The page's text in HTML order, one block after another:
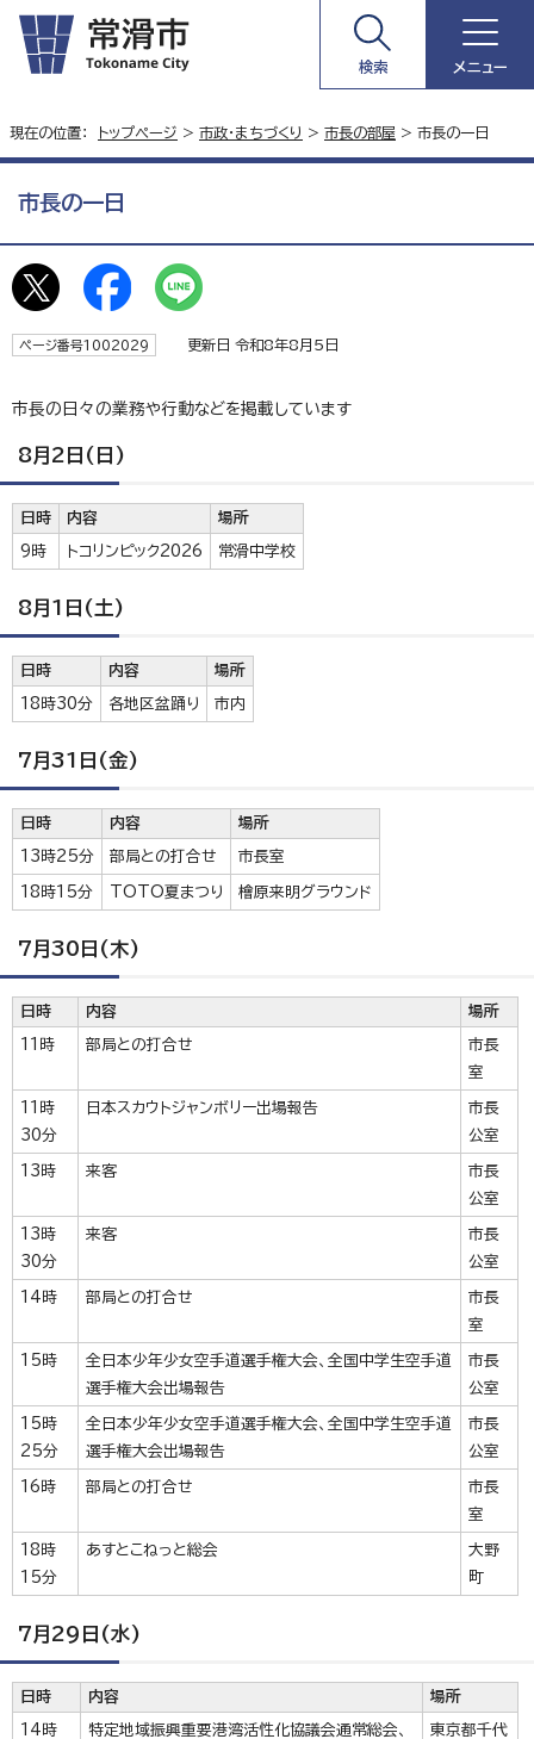
検索 メニュー
現在の位置： トップページ > 市政・まちづくり > 市長の部屋 > 市長の一日
市長の一日
ページ番号1002029 更新日 令和8年8月5日
市長の日々の業務や行動などを掲載しています
8月2日(日)
日時 内容 場所
9時 トコリンピック2026 常滑中学校
8月1日(土)
日時 内容 場所
18時30分 各地区盆踊り 市内
7月31日(金)
日時 内容 場所
13時25分 部局との打合せ 市長室
18時15分 TOTO夏まつり 檜原来明グラウンド
7月30日(木)
日時 内容 場所
11時 部局との打合せ
市長
室
11時
30分
日本スカウトジャンボリー出場報告
市長
公室
13時 来客
市長
公室
13時
30分
来客
市長
公室
14時 部局との打合せ
市長
室
15時
全日本少年少女空手道選手権大会、全国中学生空手道
選手権大会出場報告
市長
公室
15時
25分
全日本少年少女空手道選手権大会、全国中学生空手道
選手権大会出場報告
市長
公室
16時 部局との打合せ
市長
室
18時
15分
あすとこねっと総会
大野
町
7月29日(水)
日時 内容 場所
14時
特定地域振興重要港湾活性化協議会通常総会、
東京都千代